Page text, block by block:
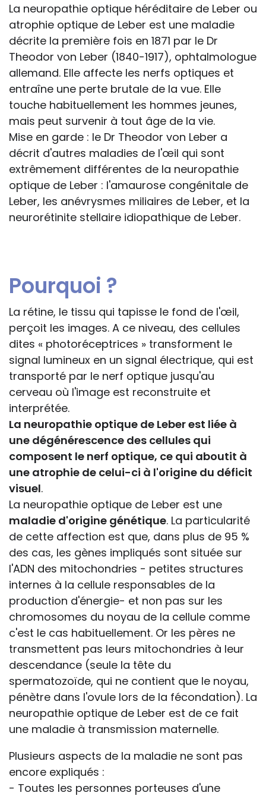
La neuropathie optique héréditaire de Leber ou
atrophie optique de Leber est une maladie
décrite la première fois en 1871 par le Dr
Theodor von Leber (1840-1917), ophtalmologue
allemand. Elle affecte les nerfs optiques et
entraîne une perte brutale de la vue. Elle
touche habituellement les hommes jeunes,
mais peut survenir à tout âge de la vie.
Mise en garde : le Dr Theodor von Leber a
décrit d'autres maladies de l'œil qui sont
extrêmement différentes de la neuropathie
optique de Leber : l'amaurose congénitale de
Leber, les anévrysmes miliaires de Leber, et la
neurorétinite stellaire idiopathique de Leber.
Pourquoi ?
La rétine, le tissu qui tapisse le fond de l'œil,
perçoit les images. A ce niveau, des cellules
dites « photoréceptrices » transforment le
signal lumineux en un signal électrique, qui est
transporté par le nerf optique jusqu'au
cerveau où l'image est reconstruite et
interprétée.
La neuropathie optique de Leber est liée à
une dégénérescence des cellules qui
composent le nerf optique, ce qui aboutit à
une atrophie de celui-ci à l'origine du déficit
visuel.
La neuropathie optique de Leber est une
maladie d'origine génétique. La particularité
de cette affection est que, dans plus de 95 %
des cas, les gènes impliqués sont située sur
l'ADN des mitochondries - petites structures
internes à la cellule responsables de la
production d'énergie- et non pas sur les
chromosomes du noyau de la cellule comme
c'est le cas habituellement. Or les pères ne
transmettent pas leurs mitochondries à leur
descendance (seule la tête du
spermatozoïde, qui ne contient que le noyau,
pénètre dans l'ovule lors de la fécondation). La
neuropathie optique de Leber est de ce fait
une maladie à transmission maternelle.
Plusieurs aspects de la maladie ne sont pas
encore expliqués :
- Toutes les personnes porteuses d'une